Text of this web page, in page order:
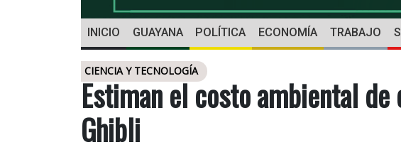
INICIO GUAYANA POLÍTICA ECONOMÍA TRABAJO
CIENCIA Y TECNOLOGÍA
Estiman el costo ambiental
Ghibli